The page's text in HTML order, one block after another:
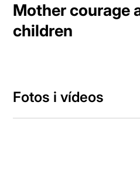
Mother courage
children
Fotos i vídeos